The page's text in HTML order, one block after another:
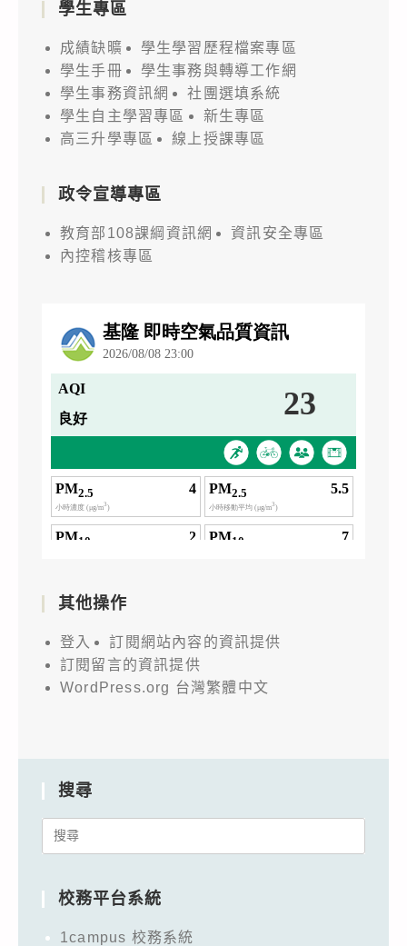
學生專區
成績缺曠
學生學習歷程檔案專區
學生手冊
學生事務與轉導工作網
學生事務資訊網
社團選填系統
學生自主學習專區
新生專區
高三升學專區
線上授課專區
政令宣導專區
教育部108課綱資訊網
資訊安全專區
內控稽核專區
其他操作
登入
訂閱網站內容的資訊提供
訂閱留言的資訊提供
WordPress.org 台灣繁體中文
搜尋
Search
校務平台系統
1campus 校務系統